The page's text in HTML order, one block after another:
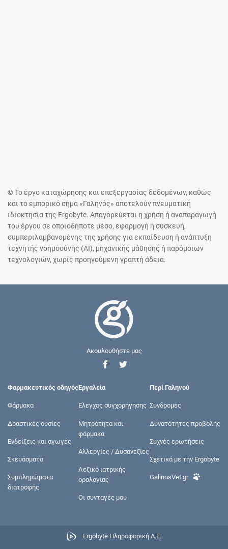
© Το έργο καταχώρησης και επεξεργασίας δεδομένων, καθώς
και το εμπορικό σήμα «Γαληνός» αποτελούν πνευματική
ιδιοκτησία της Ergobyte. Απαγορεύεται η χρήση ή αναπαραγωγή
του έργου σε οποιοδήποτε μέσο, εφαρμογή ή συσκευή,
συμπεριλαμβανομένης της χρήσης για εκπαίδευση ή ανάπτυξη
τεχνητής νοημοσύνης (AI), μηχανικής μάθησης ή παρόμοιων
τεχνολογιών, χωρίς προηγούμενη γραπτή άδεια.
Ακουλουθήστε μας
Φαρμακευτικός οδηγός
Φάρμακα
Δραστικές ουσίες
Ενδείξεις και αγωγές
Σκευάσματα
Συμπληρώματα
διατροφής
Εργαλεία
Έλεγχος συγχορήγησης
Μητρότητα και
φάρμακα
Αλλεργίες / Δυσανεξίες
Λεξικό ιατρικής
ορολογίας
Οι συνταγές μου
Περί Γαληνού
Συνδρομές
Δυνατότητες προβολής
Συχνές ερωτήσεις
Σχετικά με την Ergobyte
GalinosVet.gr
Ergobyte Πληροφορική Α.Ε.